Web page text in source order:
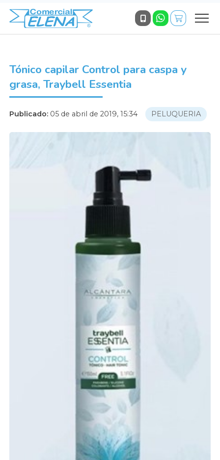
Tónico capilar Control para caspa y
grasa, Traybell Essentia
Publicado: 05 de abril de 2019, 15:34 PELUQUERIA